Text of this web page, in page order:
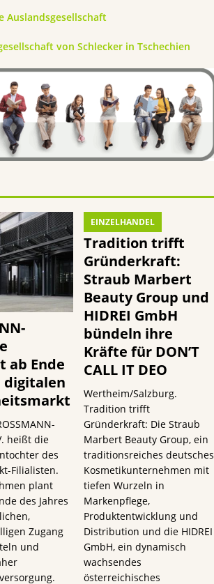
Auslandsgesellschaft
von Schlecker in Tschechien
ab Ende
digitalen
heißt die
des
Filialisten.
plant
des Jahres
Zugang
und
EINZELHANDEL
Tradition trifft
Gründerkraft:
Straub Marbert
Beauty Group und
HIDREI GmbH
bündeln ihre
Kräfte für DON’T
CALL IT DEO
Wertheim/Salzburg.
Tradition trifft
Gründerkraft: Die Straub
Marbert Beauty Group, ein
traditionsreiches deutsches
Kosmetikunternehmen mit
tiefen Wurzeln in
Markenpflege,
Produktentwicklung und
Distribution und die HIDREI
GmbH, ein dynamisch
wachsendes
österreichisches